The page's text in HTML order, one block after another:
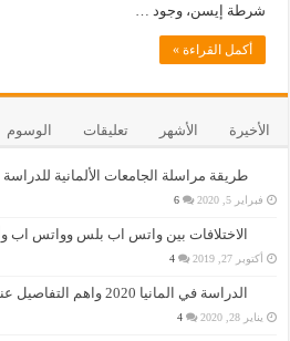
شرطة إيسن، وجود …
أكمل القراءة »
الأخيرة الأشهر تعليقات الوسوم
طريقة مراسلة الجامعات الألمانية للدراسة
فبراير 5, 2020 6
الاختلافات بين واتس اب بلس وواتس اب
أكتوبر 27, 2019 4
الدراسة في المانيا 2020 واهم التفاصيل عنها
يناير 28, 2020 4